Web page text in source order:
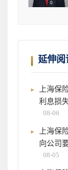
延伸阅
上海保
利息损
08-06
上海保
向公司
08-05